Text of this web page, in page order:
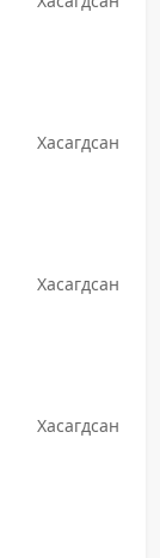
Хасагдсан
Хасагдсан
Хасагдсан